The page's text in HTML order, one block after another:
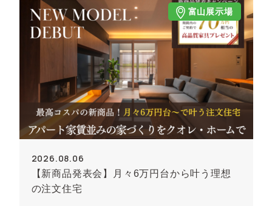
富山展示場
2026.08.06
【新商品発表会】月々6万円台から叶う理想
の注文住宅